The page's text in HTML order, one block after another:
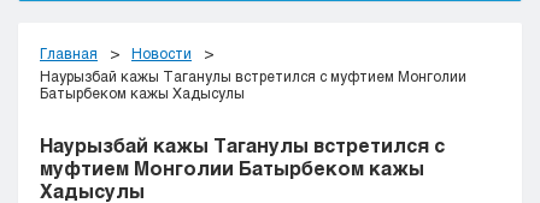
Актобе
Атырау
Жезказган
Кокшетау
Костанай
Главная
Новости
Наурызбай кажы Таганулы встретился с муфтием Монголии
Батырбеком кажы Хадысулы
Наурызбай кажы Таганулы встретился с
муфтием Монголии Батырбеком кажы
Хадысулы